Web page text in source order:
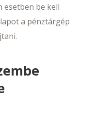
esetben be kell
a pénztárgép